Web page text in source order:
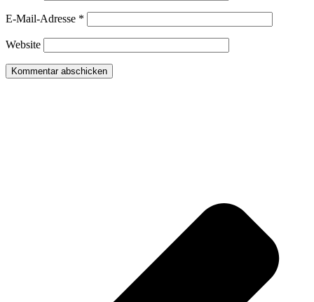
E-Mail-Adresse *
Website